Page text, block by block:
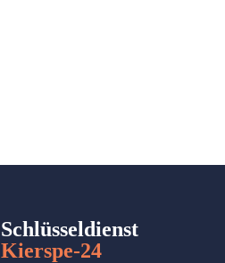
Schlüsseldienst
Kierspe-24